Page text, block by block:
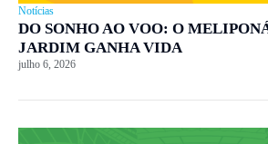
Notícias
DO SONHO AO VOO: O
JARDIM GANHA VIDA
julho 6, 2026